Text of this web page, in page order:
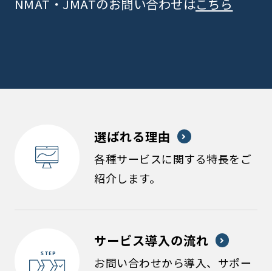
NMAT・JMATのお問い合わせはこちら
選ばれる理由
各種サービスに関する特長をご
紹介します。
サービス導入の流れ
お問い合わせから導入、サポー